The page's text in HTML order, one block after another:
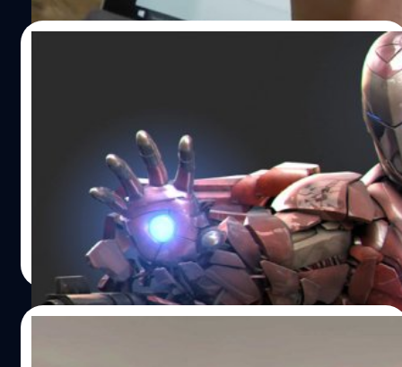
แจ่ม! พบ Iron Man ฉบับกราฟฟิก 3D งานเนีย
นาทีนี้คงไม่มีซุปเปอร์ฮีโร่ตัวใดจะเท่ได้เทียบเท่าบุรษเกราะ
เหล็กอย่าง Iron Man ไปอีกแล้ว แถมหนำซ้ำ Mars ศิลปินนัก
ปั้นกราฟฟิก 3D สัญชาติไทยก็ได้ยกระดับความเท่ของซุปเปอร์
ฮีโร่ตัวนี้เข้าไปอีกด้วยการปั้นขึ้นมาในรูปแบบงานที่เขาถนัด
อย่าง 3D ซึ่งต้นแบบเวอร์ชั่นนี้นั้นก็ไม่ได้มาจากไหนไกล เพราะ
นำมาจากคอมมิคเวอร์ชั่นล่าสุดอย่าง Invincible Iron Man
นั่นเอง งานนี้บอกเลยครับว่ามีตะลึงตาค้างในความสวยกันบ้าง
ล่ะ
warayoot chertsrichookret| 3676 days ago
Read More